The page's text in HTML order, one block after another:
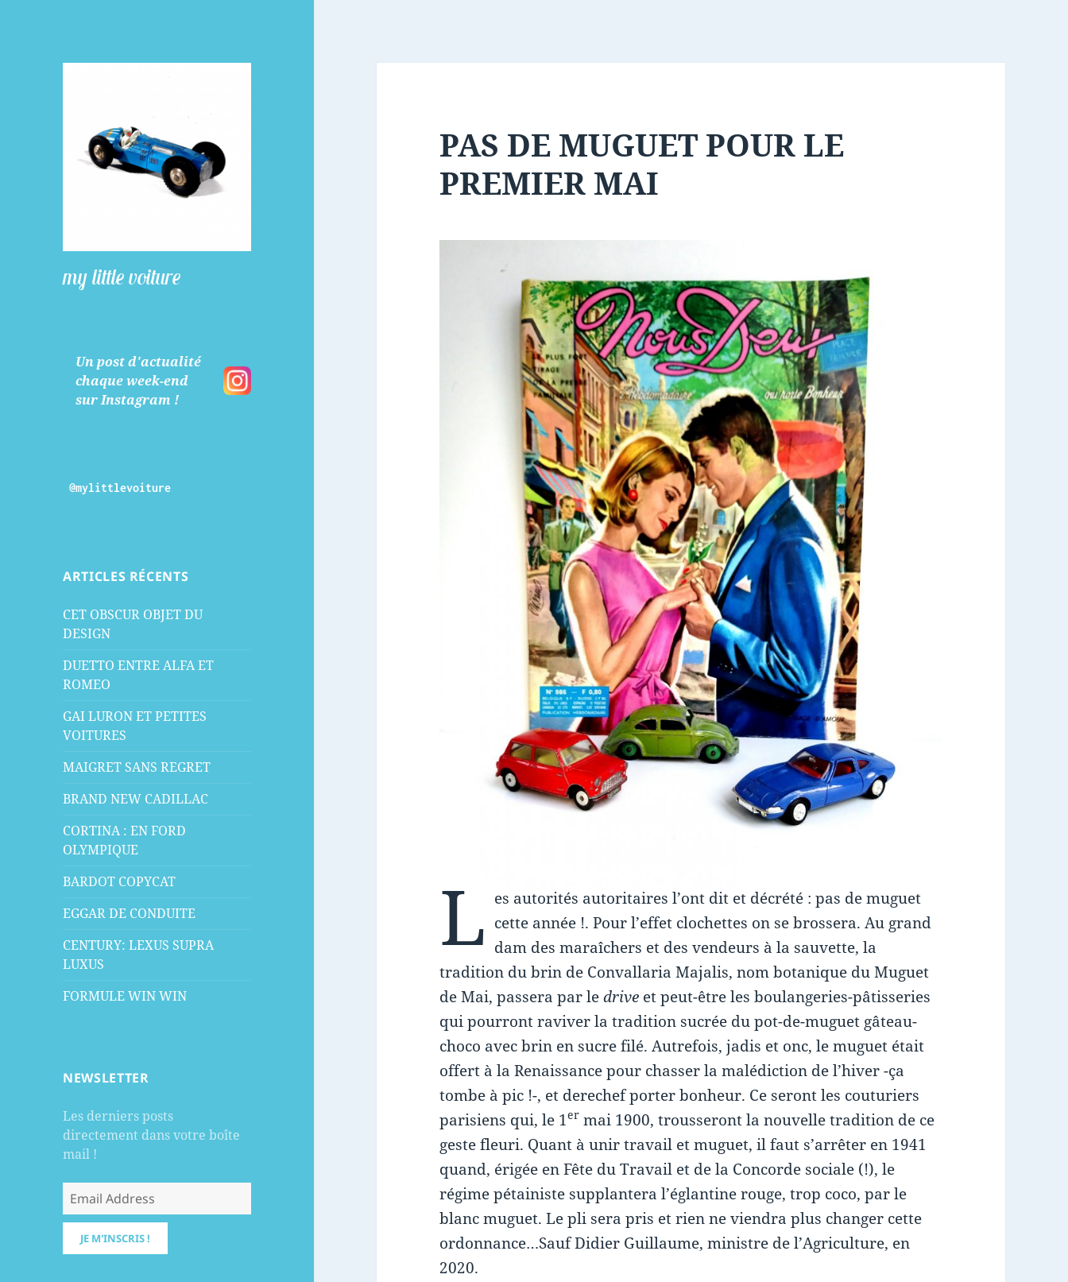
my little voiture
Un post d'actualité
chaque week-end
sur Instagram !
@mylittlevoiture
ARTICLES RÉCENTS
CET OBSCUR OBJET DU
DESIGN
DUETTO ENTRE ALFA ET
ROMEO
GAI LURON ET PETITES
VOITURES
MAIGRET SANS REGRET
BRAND NEW CADILLAC
CORTINA : EN FORD
OLYMPIQUE
BARDOT COPYCAT
EGGAR DE CONDUITE
CENTURY: LEXUS SUPRA
LUXUS
FORMULE WIN WIN
NEWSLETTER
Les derniers posts
directement dans votre boîte
mail !
PAS DE MUGUET POUR LE
PREMIER MAI
L es autorités autoritaires l’ont dit et décrété : pas de muguet
cette année !. Pour l’effet clochettes on se brossera. Au grand
dam des maraîchers et des vendeurs à la sauvette, la
tradition du brin de Convallaria Majalis, nom botanique du Muguet
de Mai, passera par ledrive et peut-être les boulangeries-pâtisseries
qui pourront raviver la tradition sucrée du pot-de-muguet gâteau-
choco avec brin en sucre filé. Autrefois, jadis et onc, le muguet était
offert à la Renaissance pour chasser la malédiction de l’hiver -ça
tombe à pic !-, et derechef porter bonheur. Ce seront les couturiers
parisiens qui, le 1er mai 1900, trousseront la nouvelle tradition de ce
geste fleuri. Quant à unir travail et muguet, il faut s’arrêter en 1941
quand, érigée en Fête du Travail et de la Concorde sociale (!), le
régime pétainiste supplantera l’églantine rouge, trop coco, par le
blanc muguet. Le pli sera pris et rien ne viendra plus changer cette
ordonnance…Sauf Didier Guillaume, ministre de l’Agriculture, en
2020.